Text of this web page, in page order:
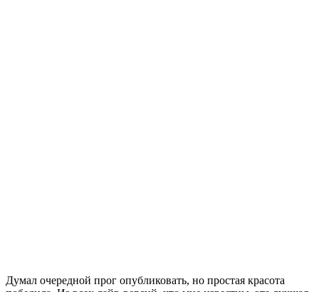
Думал очередной прог опубликовать, но простая красота